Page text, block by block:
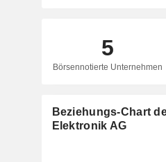
5
Börsennotierte Unternehmen
Beziehungs-Chart
Elektronik AG